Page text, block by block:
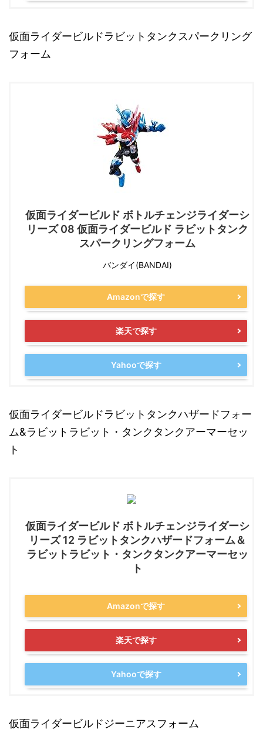
仮面ライダービルドラビットタンクスパークリング
フォーム
仮面ライダービルド ボトルチェンジライダーシ
リーズ 08 仮面ライダービルド ラビットタンク
スパークリングフォーム
バンダイ(BANDAI)
Amazonで探す
楽天で探す
Yahooで探す
仮面ライダービルドラビットタンクハザードフォー
ム&ラビットラビット・タンクタンクアーマーセッ
ト
仮面ライダービルド ボトルチェンジライダーシ
リーズ 12 ラビットタンクハザードフォーム＆
ラビットラビット・タンクタンクアーマーセッ
ト
Amazonで探す
楽天で探す
Yahooで探す
仮面ライダービルドジーニアスフォーム